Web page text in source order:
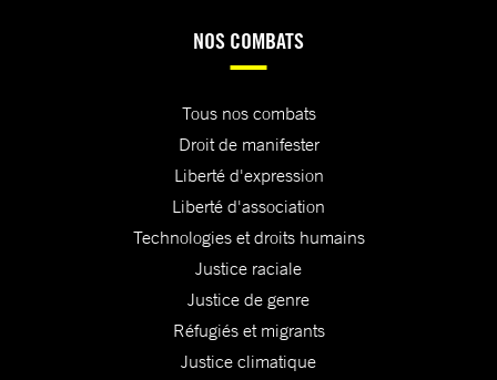
NOS COMBATS
Tous nos combats
Droit de manifester
Liberté d'expression
Liberté d'association
Technologies et droits humains
Justice raciale
Justice de genre
Réfugiés et migrants
Justice climatique